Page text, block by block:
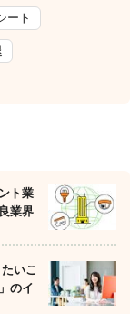
ート
ト業
業界
いこ
のイ